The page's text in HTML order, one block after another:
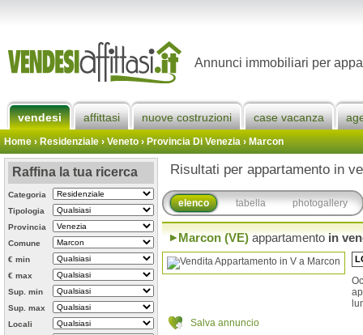
Annunci immobiliari per
vendesi affittasi nuove costruzioni case vacanza
Home› Residenziale › Veneto ›Provincia Di Venezia›Marcon
Raffina la tua ricerca
Categoria
Tipologia
Provincia
Comune
€ min
€ max
Sup. min
Sup. max
Locali
Risultati per appartamento in
elenco tabella photogallery
Marcon (VE) appartamento in
Salva annuncio